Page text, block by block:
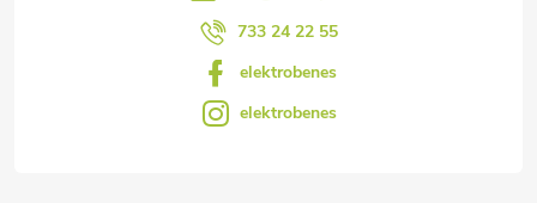
733 24 22 55
elektrobenes
elektrobenes